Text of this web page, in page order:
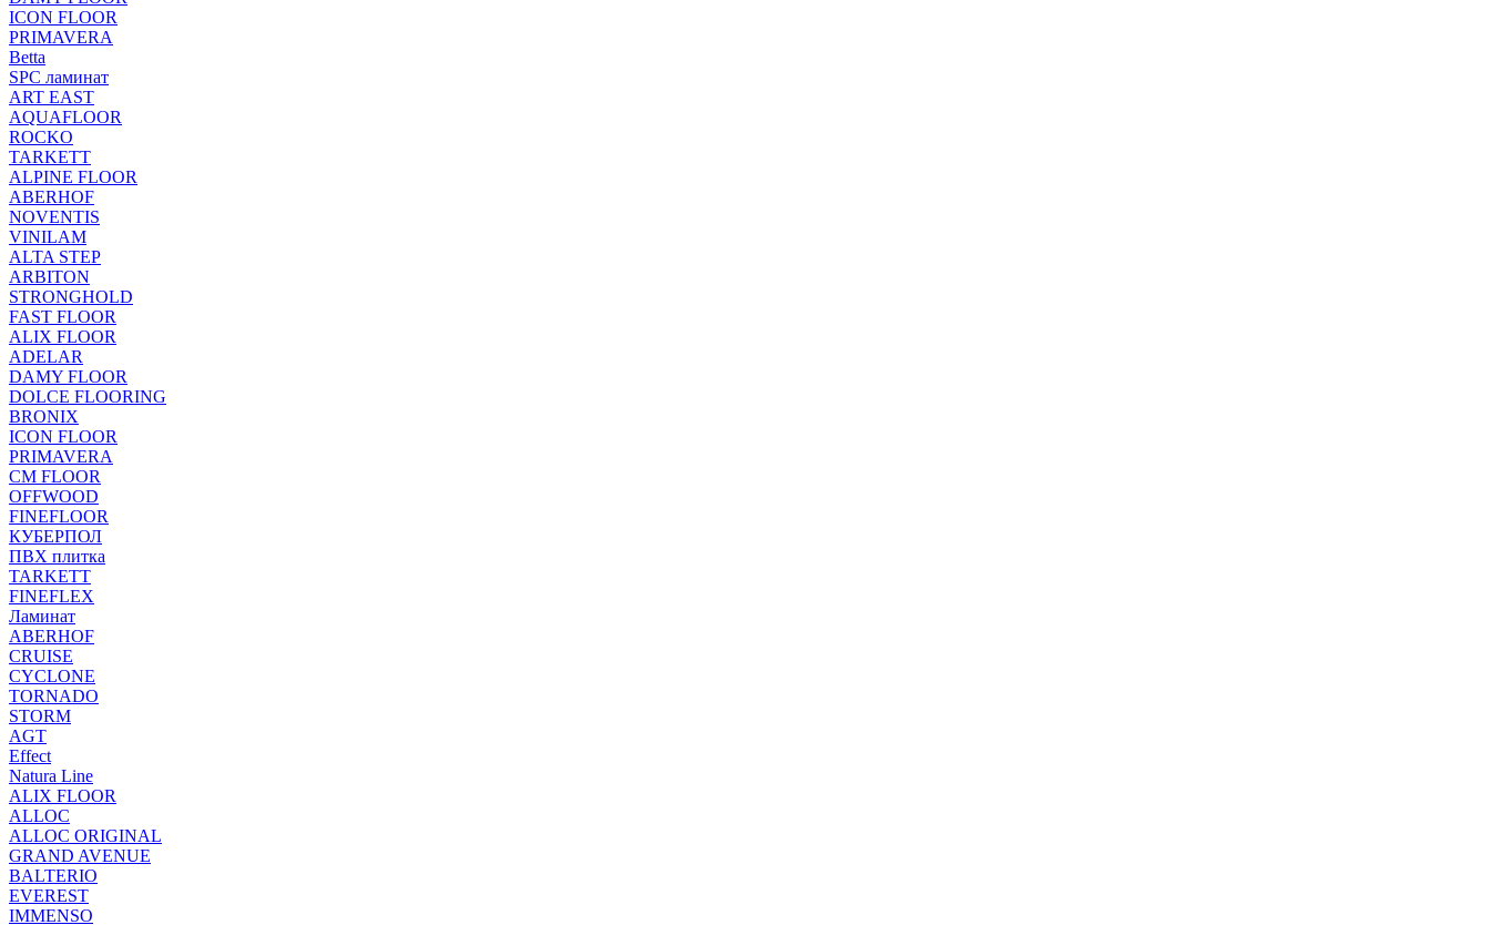
ICON FLOOR
PRIMAVERA
Betta
SPC ламинат
ART EAST
AQUAFLOOR
ROCKO
TARKETT
ALPINE FLOOR
ABERHOF
NOVENTIS
VINILAM
ALTA STEP
ARBITON
STRONGHOLD
FAST FLOOR
ALIX FLOOR
ADELAR
DAMY FLOOR
DOLCE FLOORING
BRONIX
ICON FLOOR
PRIMAVERA
CM FLOOR
OFFWOOD
FINEFLOOR
КУБЕРПОЛ
ПВХ плитка
TARKETT
FINEFLEX
Ламинат
ABERHOF
CRUISE
CYCLONE
TORNADO
STORM
AGT
Effect
Natura Line
ALIX FLOOR
ALLOC
ALLOC ORIGINAL
GRAND AVENUE
BALTERIO
EVEREST
IMMENSO